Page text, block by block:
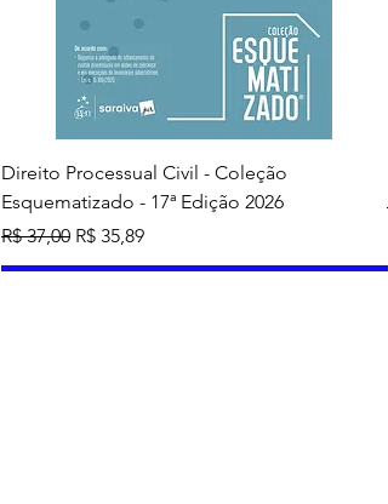
Direito Processual Civil - Coleção
Esquematizado - 17ª Edição 2026
Preço normal
R$ 37,00 Preço promocional
R$ 35,89